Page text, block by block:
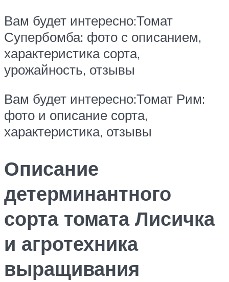
Вам будет интересно:Томат
Супербомба: фото с описанием,
характеристика сорта,
урожайность, отзывы
Вам будет интересно:Томат Рим:
фото и описание сорта,
характеристика, отзывы
Описание
детерминантного
сорта томата Лисичка
и агротехника
выращивания